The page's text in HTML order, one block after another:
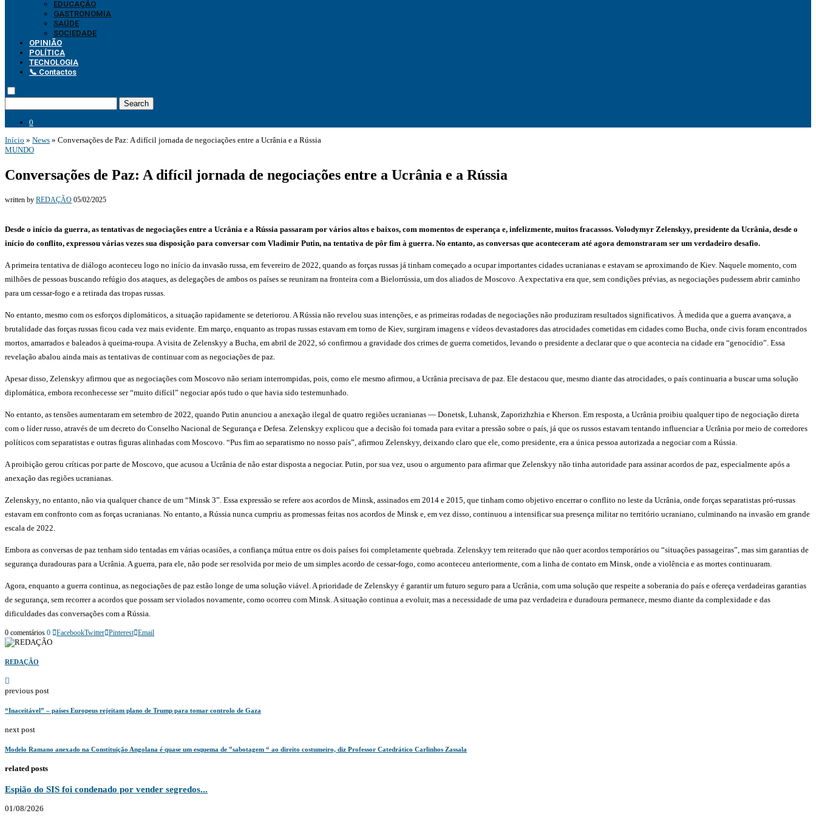
EDUCAÇÃO
GASTRONOMIA
SAÚDE
SOCIEDADE
OPINIÃO
POLÍTICA
TECNOLOGIA
📞 Contactos
Search
0
Início » News » Conversações de Paz: A difícil jornada de negociações entre a Ucrânia e a Rússia
MUNDO
Conversações de Paz: A difícil jornada de negociações entre a Ucrânia e a Rússia
written by REDAÇÃO 05/02/2025
Desde o início da guerra, as tentativas de negociações entre a Ucrânia e a Rússia passaram por vários altos e baixos, com momentos de esperança e, infelizmente, muitos fracassos. Volodymyr Zelenskyy, presidente da Ucrânia, desde o
início do conflito, expressou várias vezes sua disposição para conversar com Vladimir Putin, na tentativa de pôr fim à guerra. No entanto, as conversas que aconteceram até agora demonstraram ser um verdadeiro desafio.
A primeira tentativa de diálogo aconteceu logo no início da invasão russa, em fevereiro de 2022, quando as forças russas já tinham começado a ocupar importantes cidades ucranianas e estavam se aproximando de Kiev. Naquele momento, com
milhões de pessoas buscando refúgio dos ataques, as delegações de ambos os países se reuniram na fronteira com a Bielorrússia, um dos aliados de Moscovo. A expectativa era que, sem condições prévias, as negociações pudessem abrir caminho
para um cessar-fogo e a retirada das tropas russas.
No entanto, mesmo com os esforços diplomáticos, a situação rapidamente se deteriorou. A Rússia não revelou suas intenções, e as primeiras rodadas de negociações não produziram resultados significativos. À medida que a guerra avançava, a
brutalidade das forças russas ficou cada vez mais evidente. Em março, enquanto as tropas russas estavam em torno de Kiev, surgiram imagens e vídeos devastadores das atrocidades cometidas em cidades como Bucha, onde civis foram encontrados
mortos, amarrados e baleados à queima-roupa. A visita de Zelenskyy a Bucha, em abril de 2022, só confirmou a gravidade dos crimes de guerra cometidos, levando o presidente a declarar que o que acontecia na cidade era “genocídio”. Essa
revelação abalou ainda mais as tentativas de continuar com as negociações de paz.
Apesar disso, Zelenskyy afirmou que as negociações com Moscovo não seriam interrompidas, pois, como ele mesmo afirmou, a Ucrânia precisava de paz. Ele destacou que, mesmo diante das atrocidades, o país continuaria a buscar uma solução
diplomática, embora reconhecesse ser “muito difícil” negociar após tudo o que havia sido testemunhado.
No entanto, as tensões aumentaram em setembro de 2022, quando Putin anunciou a anexação ilegal de quatro regiões ucranianas — Donetsk, Luhansk, Zaporizhzhia e Kherson. Em resposta, a Ucrânia proibiu qualquer tipo de negociação direta
com o líder russo, através de um decreto do Conselho Nacional de Segurança e Defesa. Zelenskyy explicou que a decisão foi tomada para evitar a pressão sobre o país, já que os russos estavam tentando influenciar a Ucrânia por meio de corredores
políticos com separatistas e outras figuras alinhadas com Moscovo. “Pus fim ao separatismo no nosso país”, afirmou Zelenskyy, deixando claro que ele, como presidente, era a única pessoa autorizada a negociar com a Rússia.
A proibição gerou críticas por parte de Moscovo, que acusou a Ucrânia de não estar disposta a negociar. Putin, por sua vez, usou o argumento para afirmar que Zelenskyy não tinha autoridade para assinar acordos de paz, especialmente após a
anexação das regiões ucranianas.
Zelenskyy, no entanto, não via qualquer chance de um “Minsk 3”. Essa expressão se refere aos acordos de Minsk, assinados em 2014 e 2015, que tinham como objetivo encerrar o conflito no leste da Ucrânia, onde forças separatistas pró-russas
estavam em confronto com as forças ucranianas. No entanto, a Rússia nunca cumpriu as promessas feitas nos acordos de Minsk e, em vez disso, continuou a intensificar sua presença militar no território ucraniano, culminando na invasão em grande
escala de 2022.
Embora as conversas de paz tenham sido tentadas em várias ocasiões, a confiança mútua entre os dois países foi completamente quebrada. Zelenskyy tem reiterado que não quer acordos temporários ou “situações passageiras”, mas sim garantias de
segurança duradouras para a Ucrânia. A guerra, para ele, não pode ser resolvida por meio de um simples acordo de cessar-fogo, como aconteceu anteriormente, com a linha de contato em Minsk, onde a violência e as mortes continuaram.
Agora, enquanto a guerra continua, as negociações de paz estão longe de uma solução viável. A prioridade de Zelenskyy é garantir um futuro seguro para a Ucrânia, com uma solução que respeite a soberania do país e ofereça verdadeiras garantias
de segurança, sem recorrer a acordos que possam ser violados novamente, como ocorreu com Minsk. A situação continua a evoluir, mas a necessidade de uma paz verdadeira e duradoura permanece, mesmo diante da complexidade e das
dificuldades das conversações com a Rússia.
0 comentários 0 FacebookTwitter Pinterest Email
REDAÇÃO
previous post
“Inaceitável” – países Europeus rejeitam plano de Trump para tomar controlo de Gaza
next post
Modelo Ramano anexado na Constituição Angolana é quase um esquema de ”sabotagem “ ao direito costumeiro, diz Professor Catedrático Carlinhos Zassala
related posts
Espião do SIS foi condenado por vender segredos...
01/08/2026